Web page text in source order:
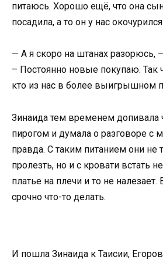
питаюсь. Хорошо ещё, что она
посадила, а то он у нас
— А я скоро на штанах разорюсь,
– Постоянно новые покупаю. Так
кто из нас в более выигрышном
Зинаида тем временем допивала
пирогом и думала о разговоре с
правда. С таким питанием они не
пролезть, но и с кровати встать
платье на плечи и то не
срочно что-то делать.
И пошла Зинаида к Таисии,